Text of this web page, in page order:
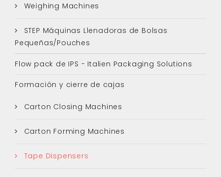
Weighing Machines
STEP Máquinas Llenadoras de Bolsas
Pequeñas/Pouches
Flow pack de IPS - Italien Packaging Solutions
Formación y cierre de cajas
Carton Closing Machines
Carton Forming Machines
Tape Dispensers